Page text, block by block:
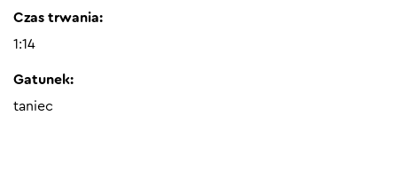
Czas trwania:
1:14
Gatunek:
taniec